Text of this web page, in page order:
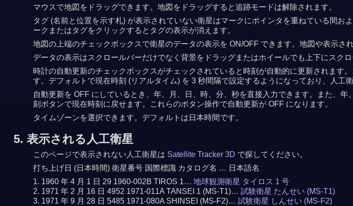
マウスで地図をドラッグできます。地図をドラッグすると追跡モードは解除されます。
タグ (名前と位置を示す札) が表示されていない衛星はマークにポインタを重ねている間
ークまたはタグをクリックするとタグの表示が消えます。
地図の上端のチェックボックスで衛星のデータの表示を ON/OFF できます。地図や表示さ
データの表示はスクロールバーだけでなく背景をドラッグまたはホイールでも上下にスクロ
時計の自動更新のチェックボックスがチェックされていると時刻が自動的に更新されます
す。デフォルトで現在時刻 (リアルタイム) を 3 秒間隔で設定するようになっており、人工
自動更新を OFF にしているとき、年、月、日、時、分、秒を直接入力できます。また、
刻ボタンで現在時刻に戻せます。これらのボタン操作で自動更新が OFF になります。
タイムゾーンを選択できます。デフォルトは日本時間です。
5. 表示される人工衛星
このページで表示されない人工衛星は Satellite Tracker 3D で探してください。
打ち上げ日 (日本時間) 衛星番号 国際標識 カタログ名 … 日本語名
1960 年 4 月 1 日 29 1960-002B TIROS 1… 地球観測衛星 タイロス 1 号
1971 年 2 月 16 日 4952 1971-011A TANSEI 1 (MS-T1)… 試験衛星 たんせい (MS-T1)
1971 年 9 月 28 日 5485 1971-080A SHINSEI (MS-F2)… 試験衛星 しんせい (MS-F2)